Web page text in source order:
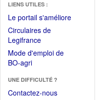
LIENS UTILES :
Le portail s'améliore(Fichier
Circulaires de
Legifrance(Ouvrir
dans
une
fenêtre)
Mode d'emploi de
BO-agri(Ouvrir
une
nouvelle
UNE DIFFICULTÉ ?
Contactez-nous